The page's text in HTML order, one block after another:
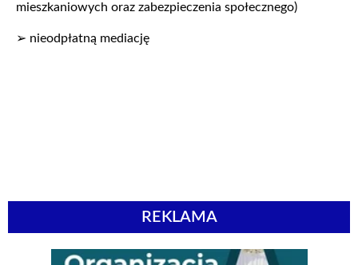
mieszkaniowych oraz zabezpieczenia społecznego)
➢ nieodpłatną mediację
REKLAMA